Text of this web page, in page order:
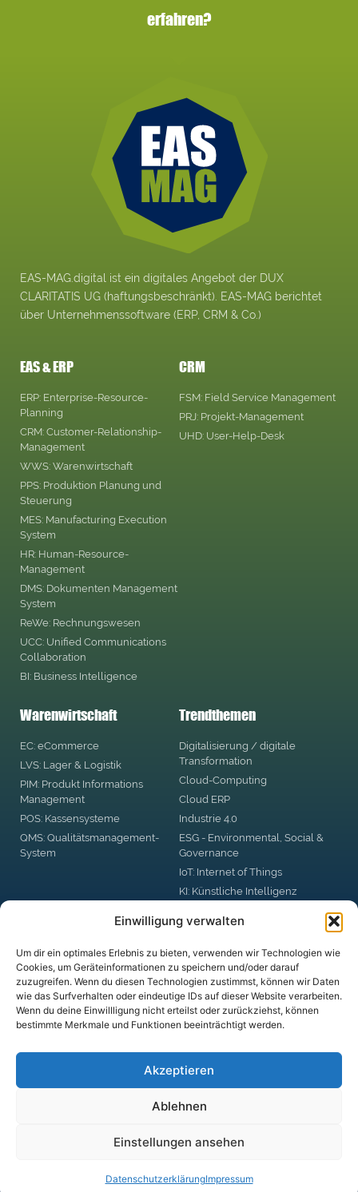
Einwilligung verwalten
Um dir ein optimales Erlebnis zu bieten, verwenden wir Technologien wie
Cookies, um Geräteinformationen zu speichern und/oder darauf
zuzugreifen. Wenn du diesen Technologien zustimmst, können wir Daten
wie das Surfverhalten oder eindeutige IDs auf dieser Website verarbeiten.
Wenn du deine Einwillligung nicht erteilst oder zurückziehst, können
bestimmte Merkmale und Funktionen beeinträchtigt werden.
Akzeptieren
Ablehnen
Einstellungen ansehen
Datenschutz­erklärungImpressum
erfahren?
EAS-MAG.digital ist ein digitales Angebot der DUX
CLARITATIS UG (haftungsbeschränkt). EAS-MAG berichtet
über Unternehmenssoftware (ERP, CRM & Co.)
EAS & ERP
ERP: Enterprise-Resource-
Planning
CRM: Customer-Relationship-
Management
WWS: Warenwirtschaft
PPS: Produktion Planung und
Steuerung
MES: Manufacturing Execution
System
HR: Human-Resource-
Management
DMS: Dokumenten Management
System
ReWe: Rechnungswesen
UCC: Unified Communications
Collaboration
BI: Business Intelligence
CRM
FSM: Field Service Management
PRJ: Projekt-Management
UHD: User-Help-Desk
Warenwirtschaft
EC: eCommerce
LVS: Lager & Logistik
PIM: Produkt Informations
Management
POS: Kassensysteme
QMS: Qualitätsmanagement-
System
Trendthemen
Digitalisierung / digitale
Transformation
Cloud-Computing
Cloud ERP
Industrie 4.0
ESG - Environmental, Social &
Governance
IoT: Internet of Things
KI: Künstliche Intelligenz
Automation
Blockchain
DSGVO: Datenschutzgrund-
Verordnung
Digital Business Security
Datenschutz­erklärung